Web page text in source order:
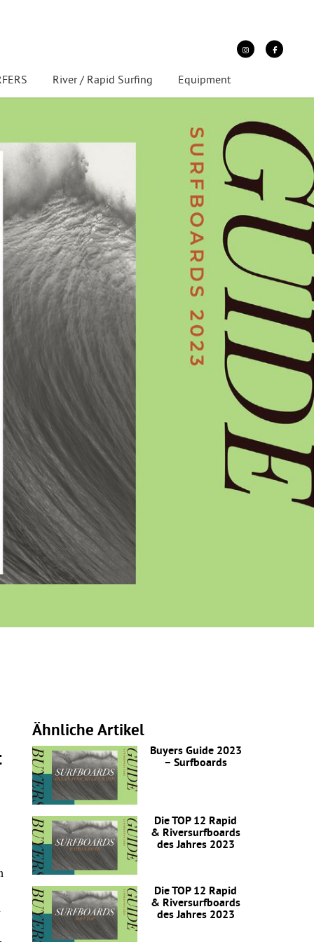
River / Rapid Surfing Equipment
Ähnliche Artikel
Buyers Guide 2023
– Surfboards
Die TOP 12 Rapid
& Riversurfboards
des Jahres 2023
Die TOP 12 Rapid
& Riversurfboards
des Jahres 2023